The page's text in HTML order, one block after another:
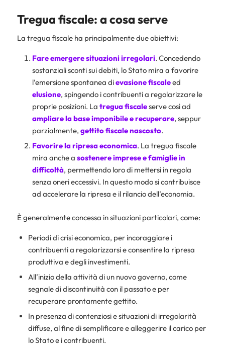
Tregua fiscale: a cosa serve
La tregua fiscale ha principalmente due obiettivi:
Fare emergere situazioni irregolari. Concedendo
sostanziali sconti sui debiti, lo Stato mira a favorire
l’emersione spontanea dievasione fiscaleed
elusione, spingendo i contribuenti a regolarizzare le
proprie posizioni. La treguafiscaleserve così ad
ampliare la base imponibile e recuperare, seppur
parzialmente, gettito fiscale nascosto.
Favorire la ripresa economica. La tregua fiscale
mira anche a sostenere imprese e famigliein
difficoltà, permettendo loro di mettersi in regola
senza oneri eccessivi. In questo modo si contribuisce
ad accelerare la ripresa e il rilancio dell’economia.
È generalmente concessa in situazioni particolari, come:
Periodi di crisi economica, per incoraggiare i
contribuenti a regolarizzarsi e consentire la ripresa
produttiva e degli investimenti.
All’inizio della attività di un nuovo governo, come
segnale di discontinuità con il passato e per
recuperare prontamente gettito.
In presenza di contenziosi e situazioni di irregolarità
diffuse, al fine di semplificare e alleggerire il carico per
lo Stato e i contribuenti.